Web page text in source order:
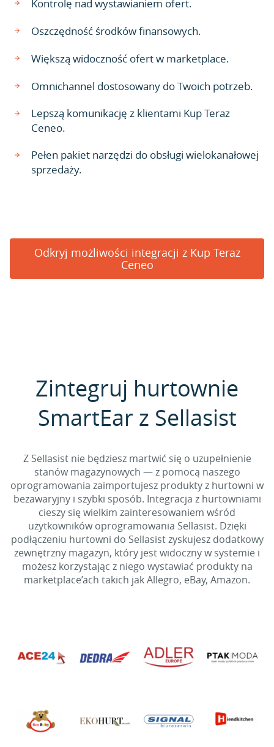
Kontrolę nad wystawianiem ofert.
Oszczędność środków finansowych.
Większą widoczność ofert w marketplace.
Omnichannel dostosowany do Twoich potrzeb.
Lepszą komunikację z klientami Kup Teraz
Ceneo.
Pełen pakiet narzędzi do obsługi wielokanałowej
sprzedaży.
Odkryj możliwości integracji z Kup Teraz
Ceneo
Zintegruj hurtownie
SmartEar z Sellasist
Z Sellasist nie będziesz martwić się o uzupełnienie
stanów magazynowych — z pomocą naszego
oprogramowania zaimportujesz produkty z hurtowni w
bezawaryjny i szybki sposób. Integracja z hurtowniami
cieszy się wielkim zainteresowaniem wśród
użytkowników oprogramowania Sellasist. Dzięki
podłączeniu hurtowni do Sellasist zyskujesz dodatkowy
zewnętrzny magazyn, który jest widoczny w systemie i
możesz korzystając z niego wystawiać produkty na
marketplace’ach takich jak Allegro, eBay, Amazon.